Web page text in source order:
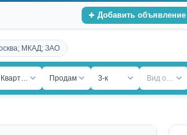
Добавить объявление
МКАД; ЗАО
Квартира Продам 3-к Вид объекта